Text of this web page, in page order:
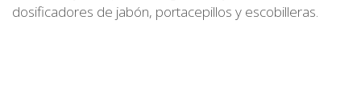
dosificadores de jabón, portacepillos y escobilleras.